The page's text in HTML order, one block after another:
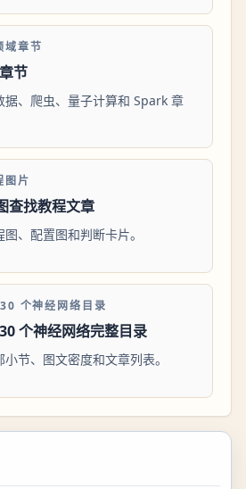
域章节
节
据、爬虫、量子计算和 Spark 章
图片
查找教程文章
图、配置图和判断卡片。
个神经网络目录
个神经网络完整目录
小节、图文密度和文章列表。